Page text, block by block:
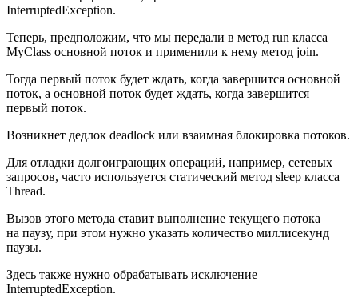
InterruptedException.
Теперь, предположим, что мы передали в метод run класса
MyClass основной поток и применили к нему метод join.
Тогда первый поток будет ждать, когда завершится основной
поток, а основной поток будет ждать, когда завершится
первый поток.
Возникнет дедлок deadlock или взаимная блокировка потоков.
Для отладки долгоиграющих операций, например, сетевых
запросов, часто используется статический метод sleep класса
Thread.
Вызов этого метода ставит выполнение текущего потока
на паузу, при этом нужно указать количество миллисекунд
паузы.
Здесь также нужно обрабатывать исключение
InterruptedException.